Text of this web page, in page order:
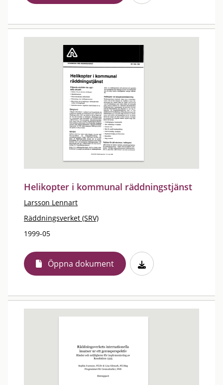
Helikopter i kommunal räddningstjänst
Larsson Lennart
Räddningsverket (SRV)
1999-05
Öppna dokument